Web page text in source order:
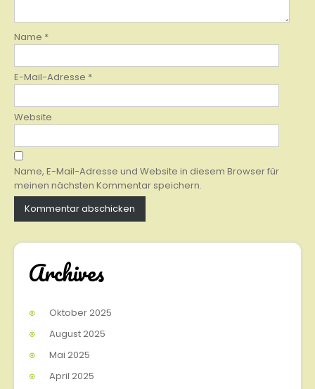
Name *
E-Mail-Adresse *
Website
Name, E-Mail-Adresse und Website in diesem Browser für
meinen nächsten Kommentar speichern.
Archives
Oktober 2025
August 2025
Mai 2025
April 2025